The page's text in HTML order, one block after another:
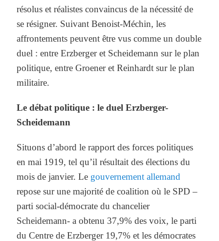
résolus et réalistes convaincus de la nécessité de
se résigner. Suivant Benoist-Méchin, les
affrontements peuvent être vus comme un double
duel : entre Erzberger et Scheidemann sur le plan
politique, entre Groener et Reinhardt sur le plan
militaire.
Le débat politique : le duel Erzberger-
Scheidemann
Situons d’abord le rapport des forces politiques
en mai 1919, tel qu’il résultait des élections du
mois de janvier. Le gouvernement allemand
repose sur une majorité de coalition où le SPD –
parti social-démocrate du chancelier
Scheidemann- a obtenu 37,9% des voix, le parti
du Centre de Erzberger 19,7% et les démocrates